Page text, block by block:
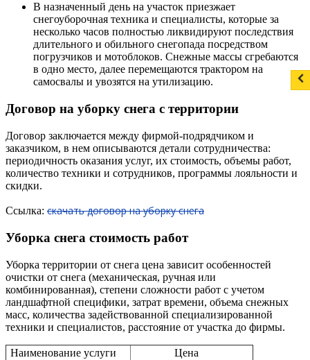
В назначенный день на участок приезжает
снегоуборочная техника и специалисты, которые за
несколько часов полностью ликвидируют последствия
длительного и обильного снегопада посредством
погрузчиков и мотоблоков. Снежные массы сгребаются
в одно место, далее перемещаются трактором на
самосвалы и увозятся на утилизацию.
Договор на уборку снега с территории
Договор заключается между фирмой-подрядчиком и
заказчиком, в нем описываются детали сотрудничества:
периодичность оказания услуг, их стоимость, объемы работ,
количество техники и сотрудников, программы лояльности и
скидки.
Ссылка: скачать договор на уборку снега
Уборка снега стоимость работ
Уборка территории от снега цена зависит особенностей
очистки от снега (механическая, ручная или
комбинированная), степени сложности работ с учетом
ландшафтной специфики, затрат времени, объема снежных
масс, количества задействованной специализированной
техники и специалистов, расстояние от участка до фирмы.
Наименование услуги
Цена